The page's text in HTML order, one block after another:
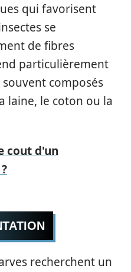
qui favorisent
se
de fibres
particulièrement
composés
laine, le coton ou la
cout d'un
recherchent un